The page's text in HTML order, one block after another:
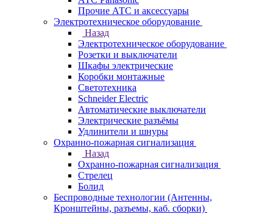
Прочие АТС и аксессуары
Электротехническое оборудование
Назад
Электротехническое оборудование
Розетки и выключатели
Шкафы электрические
Коробки монтажные
Светотехника
Schneider Electric
Автоматические выключатели
Электрические разъёмы
Удлинители и шнуры
Охранно-пожарная сигнализация
Назад
Охранно-пожарная сигнализация
Стрелец
Болид
Беспроводные технологии (Антенны,
Кронштейны, разъемы, каб. сборки)